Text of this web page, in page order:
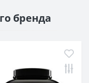
бренда